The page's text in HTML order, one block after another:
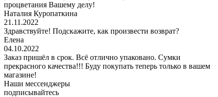
процветания Вашему делу!
Наталия Куропаткина
21.11.2022
Здравствуйте! Подскажите, как произвести возврат?
Елена
04.10.2022
Заказ пришёл в срок. Всё отлично упаковано. Сумки
прекрасного качества!!! Буду покупать теперь только в вашем
магазине!
Наши мессенджеры
подписывайтесь